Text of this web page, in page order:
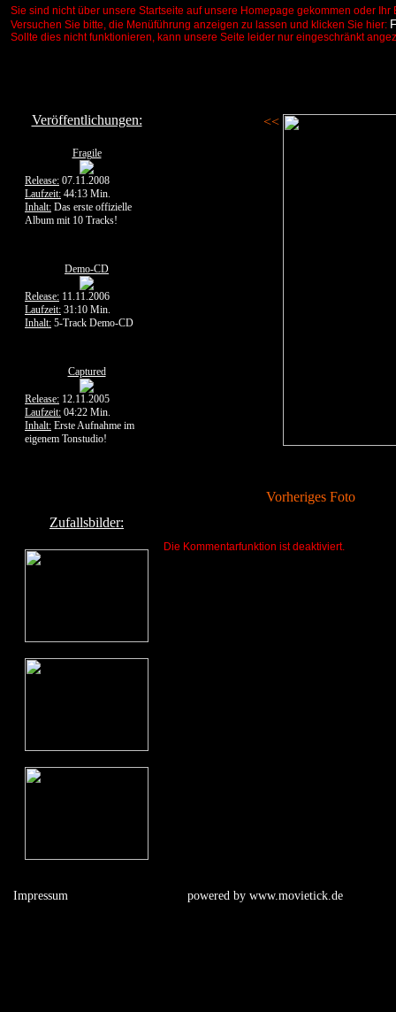
Sie sind nicht über unsere Startseite auf unsere Homepage gekommen oder
Versuchen Sie bitte, die Menüführung anzeigen zu lassen und klicken Sie hier:
Sollte dies nicht funktionieren, kann unsere Seite leider nur eingeschränkt
Veröffentlichungen:
Fragile
Release: 07.11.2008
Laufzeit: 44:13 Min.
Inhalt: Das erste offizielle
Album mit 10 Tracks!
Demo-CD
Release: 11.11.2006
Laufzeit: 31:10 Min.
Inhalt: 5-Track Demo-CD
Captured
Release: 12.11.2005
Laufzeit: 04:22 Min.
Inhalt: Erste Aufnahme im
eigenem Tonstudio!
Zufallsbilder:
<<
Vorheriges Foto
Die Kommentarfunktion ist deaktiviert.
Impressum powered by www.movietick.de